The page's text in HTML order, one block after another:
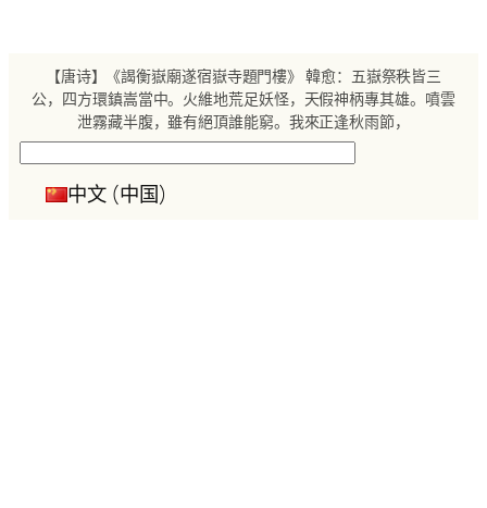
【唐诗】《謁衡嶽廟遂宿嶽寺題門樓》 韓愈：五嶽祭秩皆三
公，四方環鎮嵩當中。火維地荒足妖怪，天假神柄專其雄。噴雲
泄霧藏半腹，雖有絕頂誰能窮。我來正逢秋雨節，
中文 (中国)